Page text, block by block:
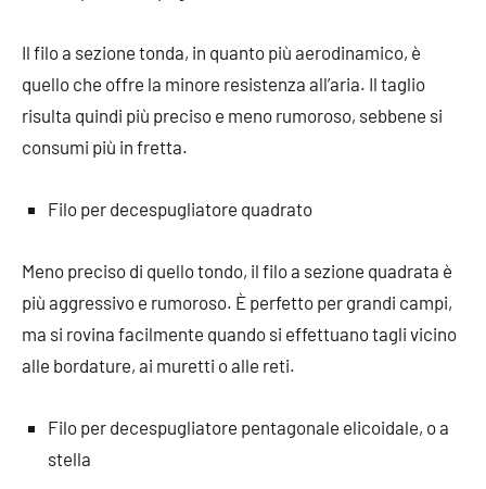
Il filo a sezione tonda, in quanto più aerodinamico, è
quello che offre la minore resistenza all’aria. Il taglio
risulta quindi più preciso e meno rumoroso, sebbene si
consumi più in fretta.
Filo per decespugliatore quadrato
Meno preciso di quello tondo, il filo a sezione quadrata è
più aggressivo e rumoroso. È perfetto per grandi campi,
ma si rovina facilmente quando si effettuano tagli vicino
alle bordature, ai muretti o alle reti.
Filo per decespugliatore pentagonale elicoidale, o a
stella